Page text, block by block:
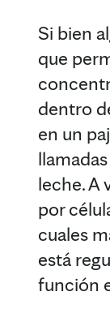
Si bien
que
dentro
en un
leche. A
por
cuales
está
función